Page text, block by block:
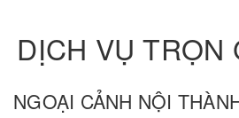
DỊCH VỤ TRỌN
NGOẠI CẢNH NỘI